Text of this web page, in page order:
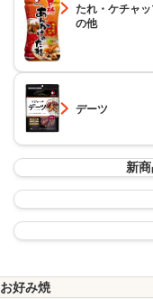
たれ・ケチャ
の他
デーツ
新
お好み焼